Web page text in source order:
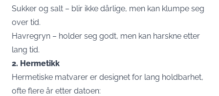
Sukker og salt – blir ikke dårlige, men kan klumpe seg
over tid.
Havregryn – holder seg godt, men kan harskne etter
lang tid.
2. Hermetikk
Hermetiske matvarer er designet for lang holdbarhet,
ofte flere år etter datoen: